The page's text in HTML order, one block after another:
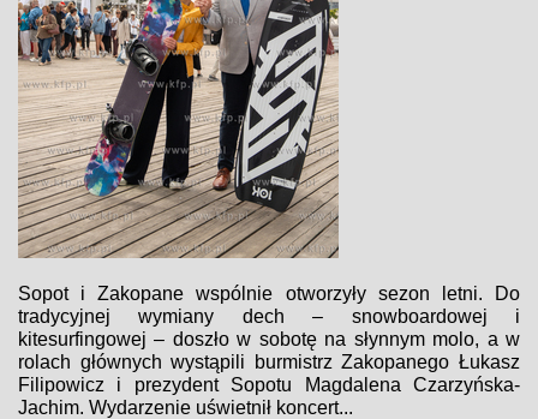
Sopot i Zakopane wspólnie otworzyły sezon letni. Do
tradycyjnej wymiany dech – snowboardowej i
kitesurfingowej – doszło w sobotę na słynnym molo, a w
rolach głównych wystąpili burmistrz Zakopanego Łukasz
Filipowicz i prezydent Sopotu Magdalena Czarzyńska-
Jachim. Wydarzenie uświetnił koncert...